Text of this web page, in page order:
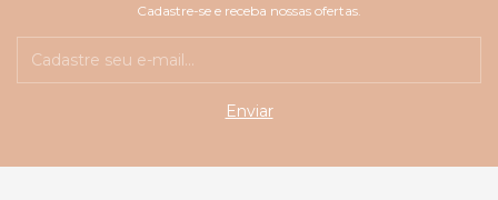
Cadastre-se e receba nossas ofertas.